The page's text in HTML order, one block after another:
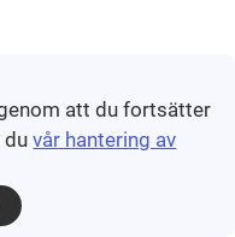
att du fortsätter
duvår hantering av